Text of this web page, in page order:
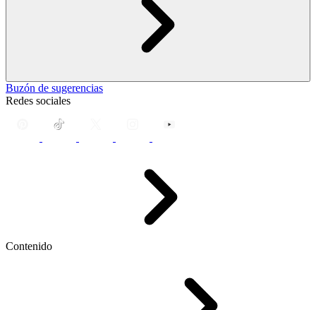
Buzón de sugerencias
Redes sociales
Contenido